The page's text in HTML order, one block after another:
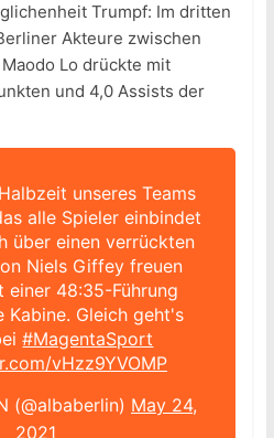
Trumpf: Im dritten
Akteure zwischen
Lo drückte mit
und 4,0 Assists der
unseres Teams
alle Spieler einbindet
über einen verrückten
Niels Giffey freuen
einer 48:35-Führung
Kabine. Gleich geht's
#MagentaSport
vHzz9YVOMP
(@albaberlin) May 24,
2021